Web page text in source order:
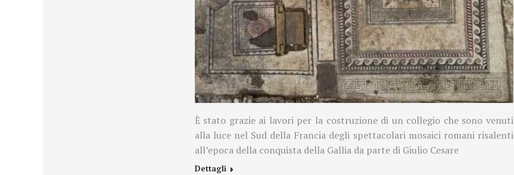
È stato grazie ai lavori per la costruzione di un collegio che sono venuti
alla luce nel Sud della Francia degli spettacolari mosaici romani risalenti
all’epoca della conquista della Gallia da parte di Giulio Cesare
Dettagli